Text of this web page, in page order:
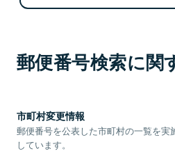
郵便番号検索に関
市町村変更情報
郵便番号を公表した市町村の一覧を実
しています。